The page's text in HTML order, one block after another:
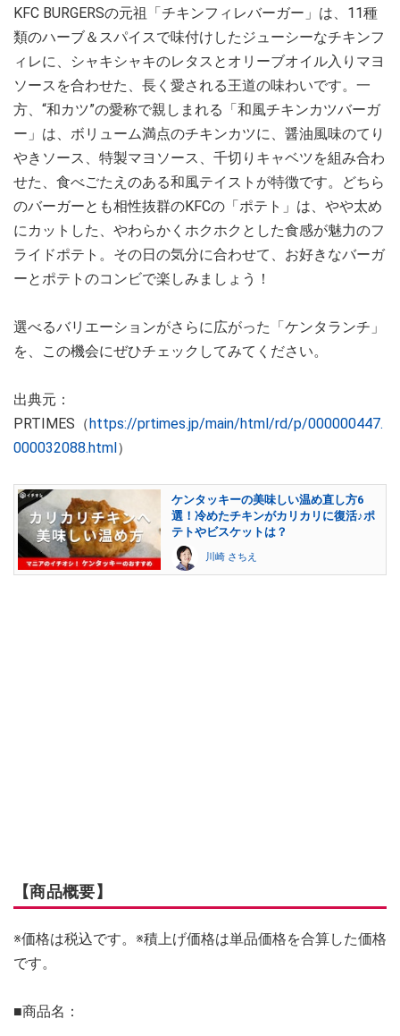
KFC BURGERSの元祖「チキンフィレバーガー」は、11種
類のハーブ＆スパイスで味付けしたジューシーなチキンフ
ィレに、シャキシャキのレタスとオリーブオイル入りマヨ
ソースを合わせた、長く愛される王道の味わいです。一
方、“和カツ”の愛称で親しまれる「和風チキンカツバーガ
ー」は、ボリューム満点のチキンカツに、醤油風味のてり
やきソース、特製マヨソース、千切りキャベツを組み合わ
せた、食べごたえのある和風テイストが特徴です。どちら
のバーガーとも相性抜群のKFCの「ポテト」は、やや太め
にカットした、やわらかくホクホクとした食感が魅力のフ
ライドポテト。その日の気分に合わせて、お好きなバーガ
ーとポテトのコンビで楽しみましょう！
選べるバリエーションがさらに広がった「ケンタランチ」
を、この機会にぜひチェックしてみてください。
出典元：
PRTIMES（https://prtimes.jp/main/html/rd/p/000000447.
000032088.html）
ケンタッキーの美味しい温め直し方6
選！冷めたチキンがカリカリに復活♪ポ
テトやビスケットは？
川崎 さちえ
【商品概要】
※価格は税込です。※積上げ価格は単品価格を合算した価格
です。
■商品名：